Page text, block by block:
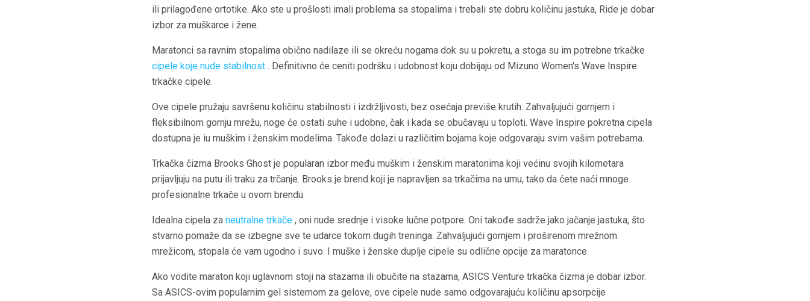
ili prilagođene ortotike. Ako ste u prošlosti imali problema sa stopalima i trebali ste dobru količinu jastuka, Ride je dobar
izbor za muškarce i žene.
Maratonci sa ravnim stopalima obično nadilaze ili se okreću nogama dok su u pokretu, a stoga su im potrebne trkačke
cipele koje nude stabilnost . Definitivno će ceniti podršku i udobnost koju dobijaju od Mizuno Women's Wave Inspire
trkačke cipele.
Ove cipele pružaju savršenu količinu stabilnosti i izdržljivosti, bez osećaja previše krutih. Zahvaljujući gornjem i
fleksibilnom gornju mrežu, noge će ostati suhe i udobne, čak i kada se obučavaju u toploti. Wave Inspire pokretna cipela
dostupna je iu muškim i ženskim modelima. Takođe dolazi u različitim bojama koje odgovaraju svim vašim potrebama.
Trkačka čizma Brooks Ghost je popularan izbor među muškim i ženskim maratonima koji većinu svojih kilometara
prijavljuju na putu ili traku za trčanje. Brooks je brend koji je napravljen sa trkačima na umu, tako da ćete naći mnoge
profesionalne trkače u ovom brendu.
Idealna cipela za neutralne trkače , oni nude srednje i visoke lučne potpore. Oni takođe sadrže jako jačanje jastuka, što
stvarno pomaže da se izbegne sve te udarce tokom dugih treninga. Zahvaljujući gornjem i proširenom mrežnom
mrežicom, stopala će vam ugodno i suvo. I muške i ženske duplje cipele su odlične opcije za maratonce.
Ako vodite maraton koji uglavnom stoji na stazama ili obučite na stazama, ASICS Venture trkačka čizma je dobar izbor.
Sa ASICS-ovim popularnim gel sistemom za gelove, ove cipele nude samo odgovarajuću količinu apsorpcije